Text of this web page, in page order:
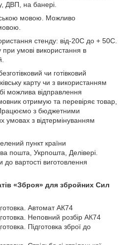
ДВП, на банері.
мовою. Можливо
стенду: від-20С до + 50С.
при умові використання в
чи готівковий
карту чи з використанням
можлива відправлення
отримую та перевіряє товар,
з бюджетними
умовах з відтермінуванням
пункт країни
пошта, Укрпошта, Делівері.
до вартості виготовлення
«Зброя» для збройних Сил
Автомат АК74
Неповний розбір АК74
Підготовка зброї до